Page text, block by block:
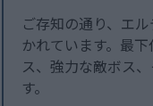
ご存知の通り、エ
かれています。最
ス、強力な敵ボス
す。